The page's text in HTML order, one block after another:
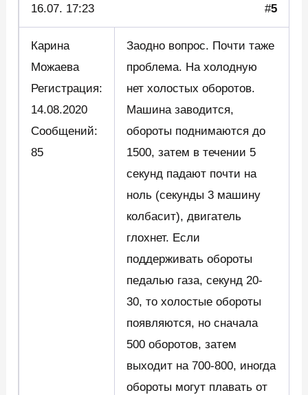
16.07. 17:23 #5
Карина
Можаева
Регистрация:
14.08.2020
Сообщений:
85
Заодно вопрос. Почти таже
проблема. На холодную
нет холостых оборотов.
Машина заводится,
обороты поднимаются до
1500, затем в течении 5
секунд падают почти на
ноль (секунды 3 машину
колбасит), двигатель
глохнет. Если
поддерживать обороты
педалью газа, секунд 20-
30, то холостые обороты
появляются, но сначала
500 оборотов, затем
выходит на 700-800, иногда
обороты могут плавать от